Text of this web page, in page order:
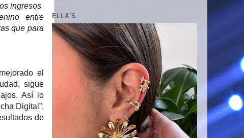
ingresos
entre
que para
el
sigue
Así lo
Digital”,
de
ELLA´S